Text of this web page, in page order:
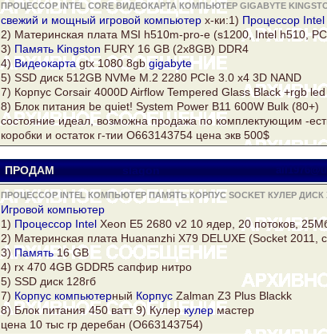
ПРОЦЕССОР INTEL CORE ВИДЕОКАРТА КОМПЬЮТЕР GIGABYTE
свежий и мощный игровой компьютер х-ки:1) Процессор
2) Материнская плата MSI h510m-pro-e (s1200, Intel h510,
3) Память Kingston FURY 16 GB (2x8GB) DDR4
4)Видеокартаgtx 1080 8gbgigabyte
5) SSD диск 512GB NVMe M.2 2280 PCIe 3.0 x4 3D NAND
7) Корпус Corsair 4000D Airflow Tempered Glass Black +rgb led
8) Блок питания be quiet! System Power B11 600W Bulk (80+)
состояние идеал, возможна продажа по комплектующим -
коробки и остаток г-тии O663143754 цена экв 500$
ПРОДАМ slagon
ПРОЦЕССОР INTEL КОМПЬЮТЕР ПАМЯТЬ КОРПУС SOCKET КУЛЕР ДИСК
Игровой компьютер
1) Процессор Intel Xeon E5 2680 v2 10 ядер, 20 потоков,
2) Материнская плата Huananzhi X79 DELUXE (Socket 2011,
3)Память16 GB
4) rx 470 4GB GDDR5 сапфир нитро
5) SSD диск 128гб
7) Корпус компьютерный Корпус Zalman Z3 Plus Blackk
8) Блок питания 450 ватт 9) Кулеркулер мастер
цена 10 тыс гр деребан (O663143754)